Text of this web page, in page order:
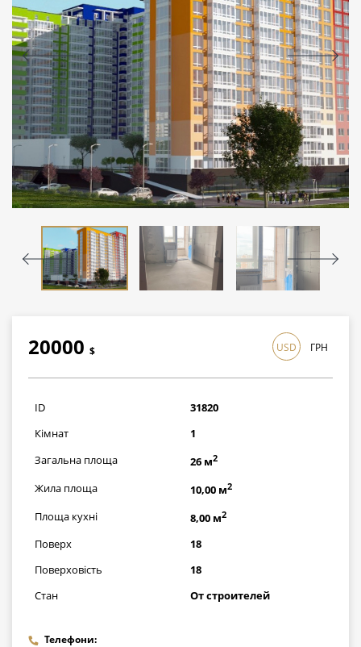
20000 $
580000грн
USD ГРН
ID
31820
Кімнат
1
Загальна площа
26 м2
Жила площа 10,00 м2
Площа кухні 8,00 м2
Поверх
18
Поверховість
18
Стан
От строителей
Телефони: